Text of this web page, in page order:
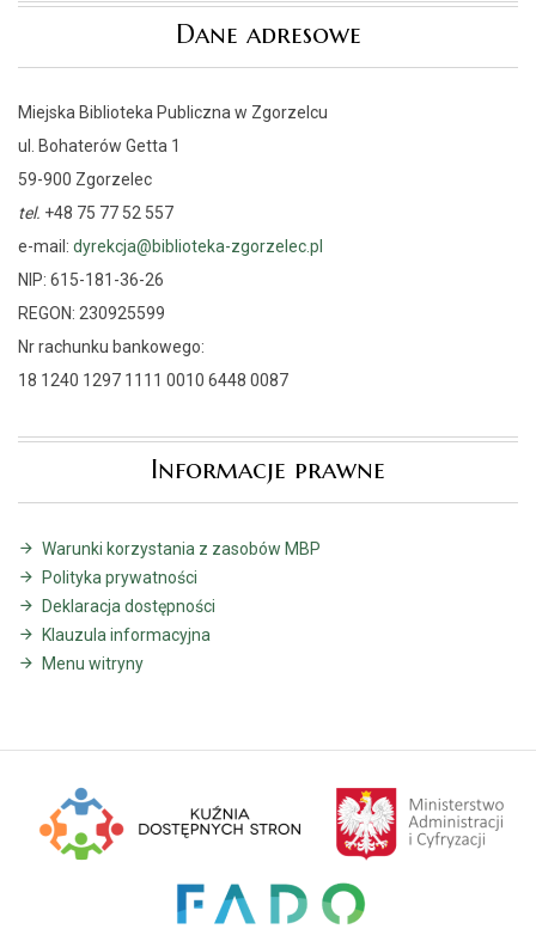
Dane adresowe
Miejska Biblioteka Publiczna w Zgorzelcu
ul. Bohaterów Getta 1
59-900 Zgorzelec
tel. +48 75 77 52 557
e-mail: dyrekcja@biblioteka-zgorzelec.pl
NIP: 615-181-36-26
REGON: 230925599
Nr rachunku bankowego:
18 1240 1297 1111 0010 6448 0087
Informacje prawne
Warunki korzystania z zasobów MBP
Polityka prywatności
Deklaracja dostępności
Klauzula informacyjna
Menu witryny